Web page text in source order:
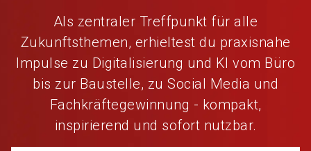
Als zentraler Treffpunkt für alle
Zukunftsthemen, erhieltest du praxisnahe
Impulse zu Digitalisierung und KI vom Büro
bis zur Baustelle, zu Social Media und
Fachkräftegewinnung - kompakt,
inspirierend und sofort nutzbar.